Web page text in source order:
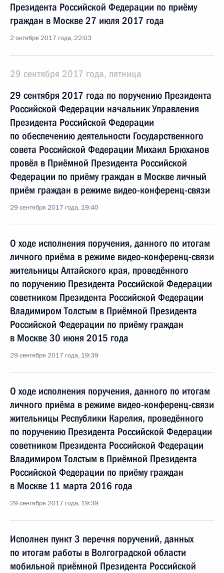
Президента Российской Федерации по приёму
граждан в Москве 27 июля 2017 года
2 октября 2017 года, 22:03
29 сентября 2017 года, пятница
29 сентября 2017 года по поручению Президента
Российской Федерации начальник Управления
Президента Российской Федерации
по обеспечению деятельности Государственного
совета Российской Федерации Михаил Брюханов
провёл в Приёмной Президента Российской
Федерации по приёму граждан в Москве личный
приём граждан в режиме видео-конференц-связи
29 сентября 2017 года, 19:40
О ходе исполнения поручения, данного по итогам
личного приёма в режиме видео-конференц-связи
жительницы Алтайского края, проведённого
по поручению Президента Российской Федерации
советником Президента Российской Федерации
Владимиром Толстым в Приёмной Президента
Российской Федерации по приёму граждан
в Москве 30 июня 2015 года
29 сентября 2017 года, 19:39
О ходе исполнения поручения, данного по итогам
личного приёма в режиме видео-конференц-связи
жительницы Республики Карелия, проведённого
по поручению Президента Российской Федерации
советником Президента Российской Федерации
Владимиром Толстым в Приёмной Президента
Российской Федерации по приёму граждан
в Москве 11 марта 2016 года
29 сентября 2017 года, 19:39
Исполнен пункт 3 перечня поручений, данных
по итогам работы в Волгоградской области
мобильной приёмной Президента Российской